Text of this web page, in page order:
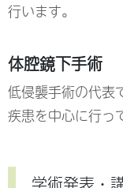
行います。
体腔鏡下手術
低侵襲手術の代表
疾患を中心に行っ